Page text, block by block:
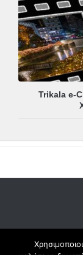
Trikala e-